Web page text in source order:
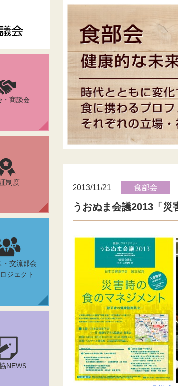
2013/11/21
うおぬま会議2013「災
・商談会
制度
・交流部会
ジェクト
NEWS